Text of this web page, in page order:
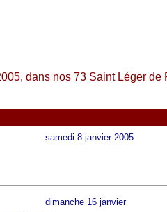
dans nos 73 Saint Léger
samedi 8 janvier 2005
dimanche 16 janvier